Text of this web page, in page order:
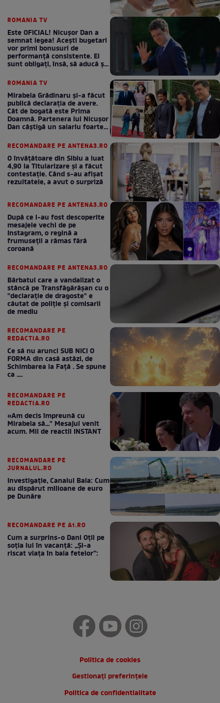
ROMANIA TV
Este OFICIAL! Nicușor Dan a
semnat legea! Acești bugetari
vor primi bonusuri de
performanță consistente. Ei
sunt obligați, însă, să aducă și
ROMANIA TV
Mirabela Grădinaru și-a făcut
publică declarația de avere.
Cât de bogată este Prima
Doamnă. Partenera lui Nicușor
Dan câștigă un salariu foarte
RECOMANDARE PE ANTENA3.RO
O învățătoare din Sibiu a luat
4,90 la Titularizare și a făcut
contestație. Când s-au afișat
rezultatele, a avut o surpriză
RECOMANDARE PE ANTENA3.RO
După ce i-au fost descoperite
mesajele vechi de pe
Instagram, o regină a
frumuseții a rămas fără
coroană
RECOMANDARE PE ANTENA3.RO
Bărbatul care a vandalizat o
stâncă pe Transfăgărășan cu o
"declaraţie de dragoste" e
căutat de poliție și comisarii
de mediu
RECOMANDARE PE
REDACTIA.RO
Ce să nu arunci SUB NICI O
FORMA din casă astăzi, de
Schimbarea la Față . Se spune
ca ....
RECOMANDARE PE
REDACTIA.RO
«Am decis împreună cu
Mirabela să..." Mesajul venit
acum. Mii de reactii INSTANT
RECOMANDARE PE
JURNALUL.RO
Investigație, Canalul Bala: Cum
au dispărut milioane de euro
pe Dunăre
RECOMANDARE PE A1.RO
Cum a surprins-o Dani Oțil pe
soția lui în vacanță: „Și-a
riscat viața în baia fetelor”:
Politica de cookies
Gestionați preferințele
Politica de confidentialitate